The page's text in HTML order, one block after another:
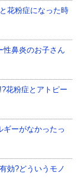
花粉症になった時
性鼻炎のお子さん
花粉症とアトピー
ギーがなかったっ
効?どういうモノ